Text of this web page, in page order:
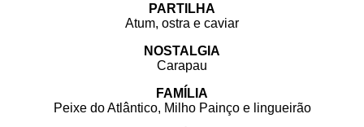
PARTILHA
Atum, ostra e caviar
NOSTALGIA
Carapau
FAMÍLIA
Peixe do Atlântico, Milho Painço e lingueirão